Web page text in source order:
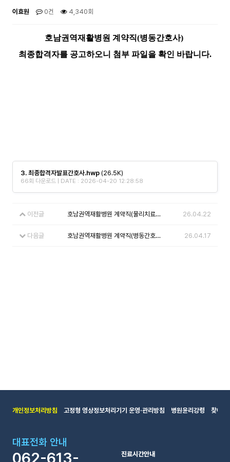
이효원 0건 4,340회
호남권역재활병원 계약직(병동간호사)
최종합격자를 공고하오니 첨부 파일을 확인 바랍니다.
3. 최종합격자발표간호사.hwp (26.5K)
66회 다운로드 | DATE : 2026-04-20 12:28:58
이전글 호남권역재활병원 계약직(물리치료사) 채용공고 [※공고 마감일 30일까지 연장] 26.04.22
다음글 호남권역재활병원 계약직(병동간호사) 1차합격자 발표 및 진행 일정 26.04.17
개인정보처리방침 고정형 영상정보처리기기 운영·관리방침 병원윤리강령 찾아오
대표전화 안내
062-613- 진료시간안내